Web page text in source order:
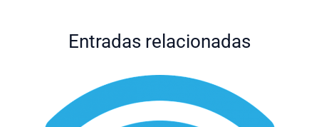
Entradas relacionadas